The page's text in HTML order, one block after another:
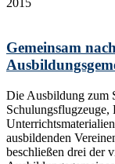
2015
Gemeinsam
Die Ausbildung zum
Schulungsflugzeuge,
ausbildenden
beschließen drei der